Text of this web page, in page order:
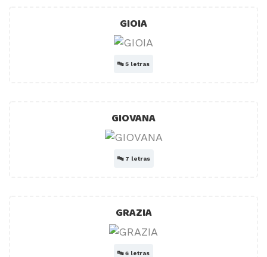
GIOIA
🔤5 letras
GIOVANA
🔤 7 letras
GRAZIA
🔤6 letras